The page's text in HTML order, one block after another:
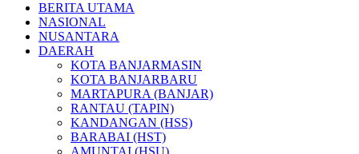
BERITA UTAMA
NASIONAL
NUSANTARA
DAERAH
KOTA BANJARMASIN
KOTA BANJARBARU
MARTAPURA (BANJAR)
RANTAU (TAPIN)
KANDANGAN (HSS)
BARABAI (HST)
AMUNTAI (HSU)